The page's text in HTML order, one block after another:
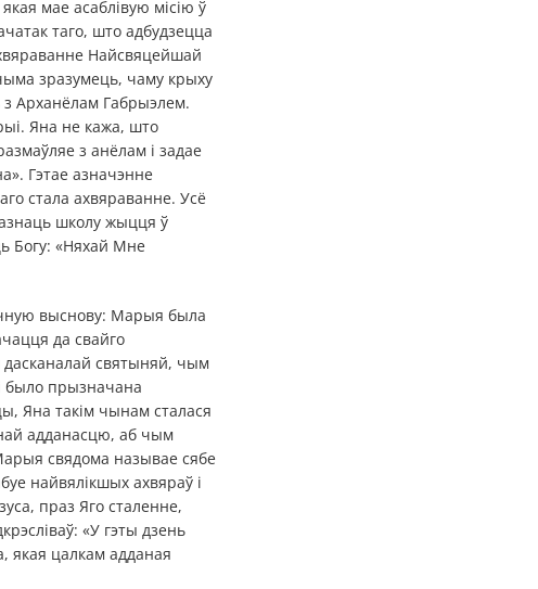
мае асаблівую місію ў
таго, што адбудзецца
Найсвяцейшай
зразумець, чаму крыху
з Арханёлам Габрыэлем.
Яна не кажа, што
з анёлам і задае
Гэтае азначэнне
стала ахвяраванне. Усё
школу жыцця ў
Богу: «Няхай Мне
выснову: Марыя была
да свайго
святыняй, чым
было прызначана
Яна такім чынам сталася
адданасцю, аб чым
свядома называе сябе
найвялікшых ахвяраў і
праз Яго сталенне,
«У гэты дзень
якая цалкам адданая